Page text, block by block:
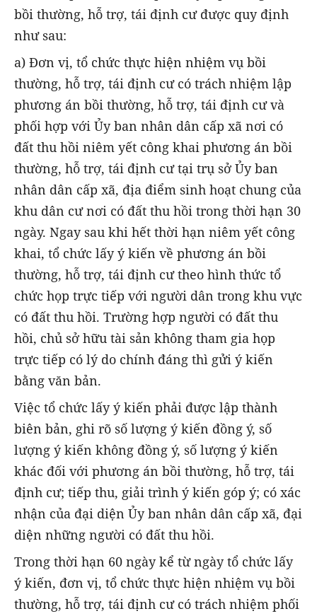
bồi thường, hỗ trợ, tái định cư được quy định
như sau:
a) Đơn vị, tổ chức thực hiện nhiệm vụ bồi
thường, hỗ trợ, tái định cư có trách nhiệm lập
phương án bồi thường, hỗ trợ, tái định cư và
phối hợp với Ủy ban nhân dân cấp xã nơi có
đất thu hồi niêm yết công khai phương án bồi
thường, hỗ trợ, tái định cư tại trụ sở Ủy ban
nhân dân cấp xã, địa điểm sinh hoạt chung của
khu dân cư nơi có đất thu hồi trong thời hạn 30
ngày. Ngay sau khi hết thời hạn niêm yết công
khai, tổ chức lấy ý kiến về phương án bồi
thường, hỗ trợ, tái định cư theo hình thức tổ
chức họp trực tiếp với người dân trong khu vực
có đất thu hồi. Trường hợp người có đất thu
hồi, chủ sở hữu tài sản không tham gia họp
trực tiếp có lý do chính đáng thì gửi ý kiến
bằng văn bản.
Việc tổ chức lấy ý kiến phải được lập thành
biên bản, ghi rõ số lượng ý kiến đồng ý, số
lượng ý kiến không đồng ý, số lượng ý kiến
khác đối với phương án bồi thường, hỗ trợ, tái
định cư; tiếp thu, giải trình ý kiến góp ý; có xác
nhận của đại diện Ủy ban nhân dân cấp xã, đại
diện những người có đất thu hồi.
Trong thời hạn 60 ngày kể từ ngày tổ chức lấy
ý kiến, đơn vị, tổ chức thực hiện nhiệm vụ bồi
thường, hỗ trợ, tái định cư có trách nhiệm phối